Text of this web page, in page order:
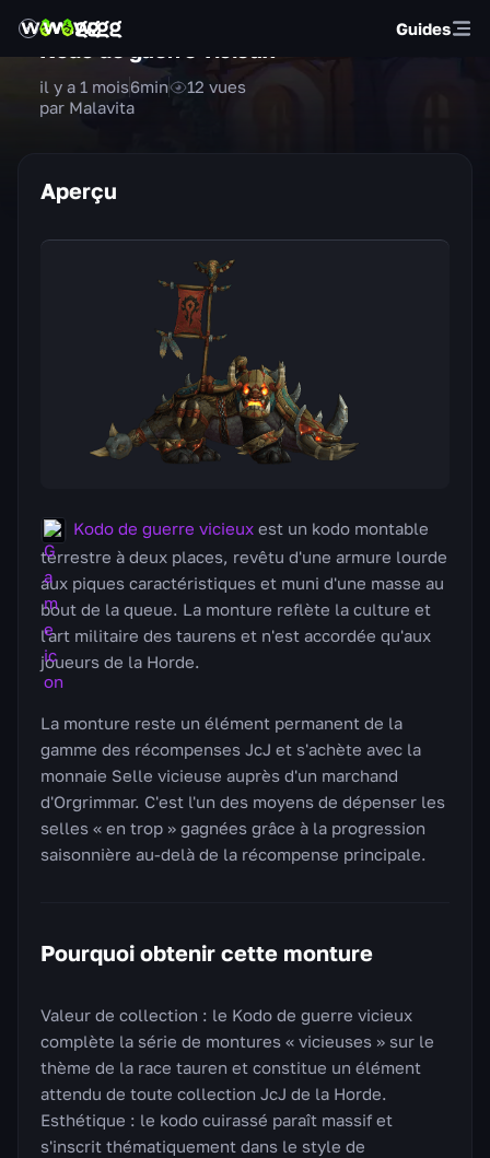
Guides
par Malavita
il y a 1 mois6min 12 vues
Aperçu
Kodo de guerre vicieux est un kodo montable
terrestre à deux places, revêtu d'une armure lourde
aux piques caractéristiques et muni d'une masse au
bout de la queue. La monture reflète la culture et
l'art militaire des taurens et n'est accordée qu'aux
joueurs de la Horde.
La monture reste un élément permanent de la
gamme des récompenses JcJ et s'achète avec la
monnaie Selle vicieuse auprès d'un marchand
d'Orgrimmar. C'est l'un des moyens de dépenser les
selles « en trop » gagnées grâce à la progression
saisonnière au-delà de la récompense principale.
Pourquoi obtenir cette monture
Valeur de collection : le Kodo de guerre vicieux
complète la série de montures « vicieuses » sur le
thème de la race tauren et constitue un élément
attendu de toute collection JcJ de la Horde.
Esthétique : le kodo cuirassé paraît massif et
s'inscrit thématiquement dans le style de